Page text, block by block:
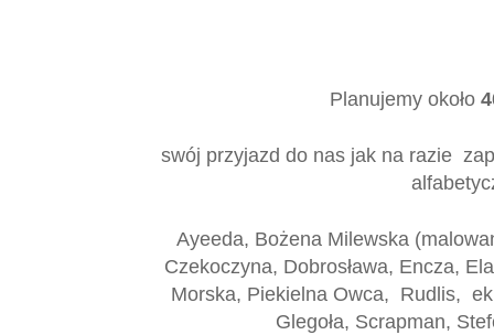
Planujemy około
swój przyjazd do nas jak na razie
Ayeeda, Bożena Milewska
Czekoczyna, Dobrosława, Encza,
Morska, Piekielna Owca, Rudlis,
Glegoła, Scrapman,